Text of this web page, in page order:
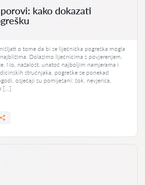
kako dokazati
o tome da bi se liječnička pogreška mogla
Dolazimo liječnicima s povjerenjem,
No, nažalost, unatoč najboljim namjerama i
stručnjaka, pogreške se ponekad
osjećaji su pomiješani: šok, nevjerica,
[…]